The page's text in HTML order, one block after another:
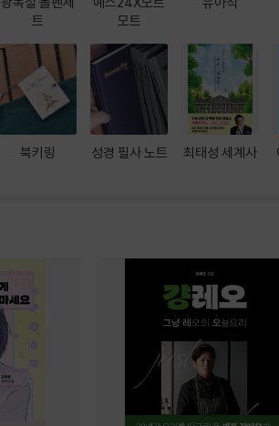
트
북키링
모트
성경 필사 노트 최태성 세계사